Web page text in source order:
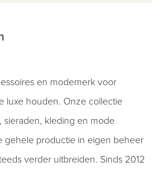
en modemerk voor
luxe houden. Onze collectie
sieraden, kleding en mode
gehele productie in eigen beheer
verder uitbreiden. Sinds 2012